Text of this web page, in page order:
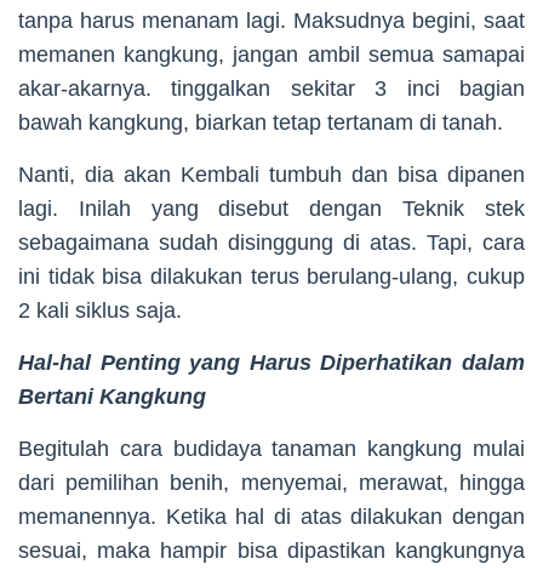
tanpa harus menanam lagi. Maksudnya begini, saat
memanen kangkung, jangan ambil semua samapai
akar-akarnya. tinggalkan sekitar 3 inci bagian
bawah kangkung, biarkan tetap tertanam di tanah.
Nanti, dia akan Kembali tumbuh dan bisa dipanen
lagi. Inilah yang disebut dengan Teknik stek
sebagaimana sudah disinggung di atas. Tapi, cara
ini tidak bisa dilakukan terus berulang-ulang, cukup
2 kali siklus saja.
Hal-hal Penting yang Harus Diperhatikan dalam
Bertani Kangkung
Begitulah cara budidaya tanaman kangkung mulai
dari pemilihan benih, menyemai, merawat, hingga
memanennya. Ketika hal di atas dilakukan dengan
sesuai, maka hampir bisa dipastikan kangkungnya